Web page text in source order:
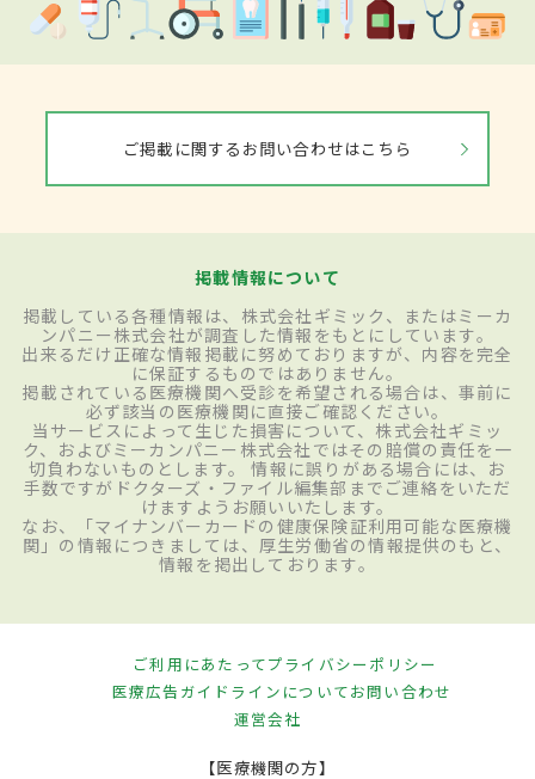
ご掲載に関するお問い合わせはこちら
掲載情報について
掲載している各種情報は、株式会社ギミック、またはミーカ
ンパニー株式会社が調査した情報をもとにしています。
出来るだけ正確な情報掲載に努めておりますが、内容を完全
に保証するものではありません。
掲載されている医療機関へ受診を希望される場合は、事前に
必ず該当の医療機関に直接ご確認ください。
当サービスによって生じた損害について、株式会社ギミッ
ク、およびミーカンパニー株式会社ではその賠償の責任を一
切負わないものとします。 情報に誤りがある場合には、お
手数ですがドクターズ・ファイル編集部までご連絡をいただ
けますようお願いいたします。
なお、「マイナンバーカードの健康保険証利用可能な医療機
関」の情報につきましては、厚生労働省の情報提供のもと、
情報を掲出しております。
ご利用にあたってプライバシーポリシー
医療広告ガイドラインについてお問い合わせ
運営会社
【医療機関の方】